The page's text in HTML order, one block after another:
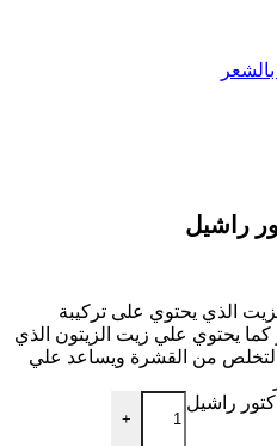
راشيل
الذي يحتوي على تركيبة
كما يحتوي علي زيت الزيتون الذي
من القشرة ويساعد علي
راشيل
+